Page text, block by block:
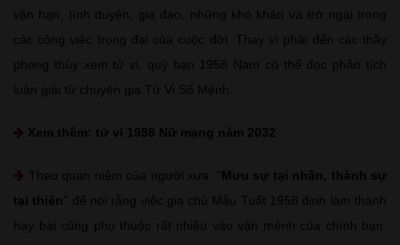
vận hạn, tình duyên, gia đạo, những khó khăn và trở ngại trong
các công việc trọng đại của cuộc đời. Thay vì phải đến các thầy
phong thủy xem tử vi, quý bạn 1958 Nam có thể đọc phân tích
luận giải từ chuyên gia Tử Vi Số Mệnh.
Xem thêm: tử vi 1958 Nữ mạng năm 2032
Theo quan niệm của người xưa: “Mưu sự tại nhân, thành sự
tại thiên ” để nói rằng việc gia chủ Mậu Tuất 1958 định làm thành
hay bại cũng phụ thuộc rất nhiều vào vận mệnh của chính bạn.